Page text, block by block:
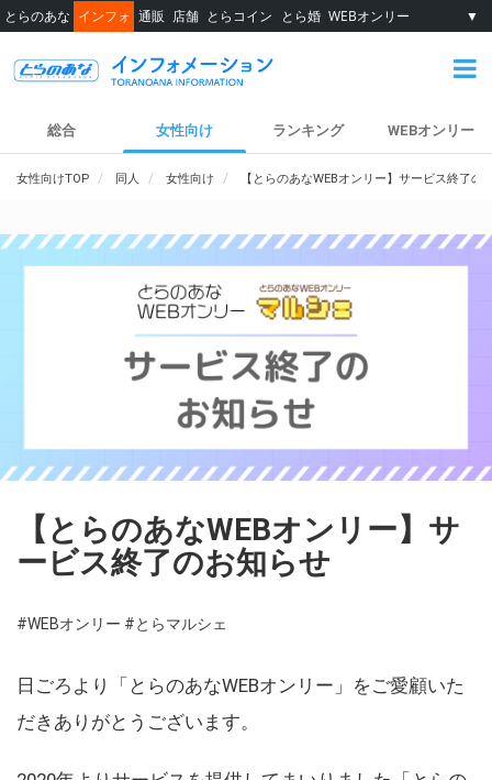
とらのあな インフォ 通販 店舗 とらコイン とら婚 WEBオンリー ▼
総合 女性向け ランキング WEBオンリー
女性向けTOP 同人 女性向け 【とらのあなWEBオンリー】サービス終了の
【とらのあなWEBオンリー】サ
ービス終了のお知らせ
#WEBオンリー #とらマルシェ
日ごろより「とらのあなWEBオンリー」をご愛顧いた
だきありがとうございます。